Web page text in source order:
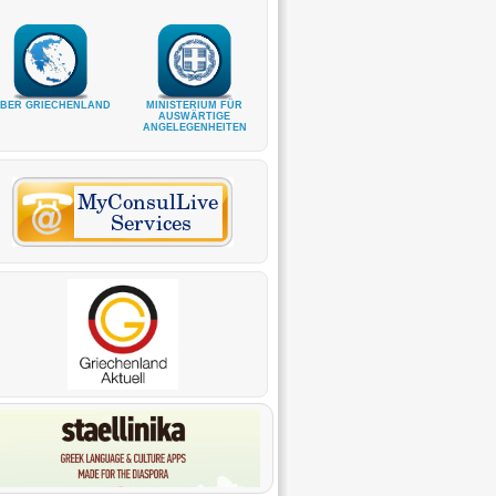
GRIECHENLAND
MINISTERIUM FÜR
AUSWÄRTIGE
ANGELEGENHEITEN